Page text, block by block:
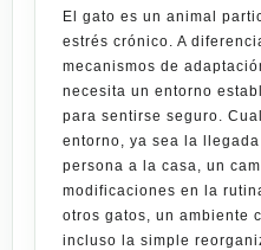
El gato es un animal
estrés crónico. A
mecanismos de
necesita un entorno
para sentirse seguro.
entorno, ya sea la
persona a la casa, un
modificaciones en la
otros gatos, un ambiente
incluso la simple